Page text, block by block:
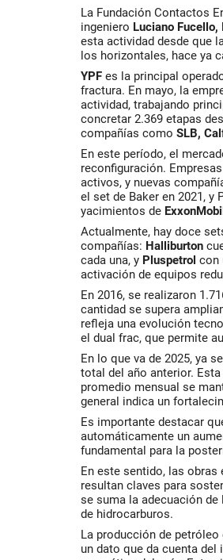
La Fundación Contactos
ingeniero Luciano Fucello,
esta actividad desde que
los horizontales, hace ya
YPF es la principal
fractura. En mayo, la
actividad, trabajando
concretar 2.369 etapas
compañías como SLB,
En este período, el
reconfiguración.
activos, y nuevas
el set de Baker en 2021,
yacimientos de
Actualmente, hay doce
compañías: Halliburton
cada una, y Pluspetrol con
activación de equipos
En 2016, se realizaron
cantidad se supera
refleja una evolución
el dual frac, que permite
En lo que va de 2025, ya
total del año anterior.
promedio mensual se
general indica un
Es importante destacar
automáticamente un
fundamental para la
En este sentido, las
resultan claves para
se suma la adecuación
de hidrocarburos.
La producción de
un dato que da cuenta